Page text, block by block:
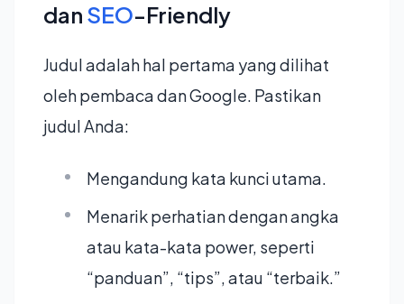
dan SEO-Friendly
Judul adalah hal pertama yang dilihat
oleh pembaca dan Google. Pastikan
judul Anda:
Mengandung kata kunci utama.
Menarik perhatian dengan angka
atau kata-kata power, seperti
“panduan”, “tips”, atau “terbaik.”